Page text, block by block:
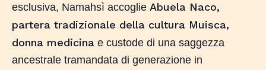
esclusiva, Namahsì accoglie Abuela Naco,
partera tradizionale della cultura Muisca,
donna medicina e custode di una saggezza
ancestrale tramandata di generazione in